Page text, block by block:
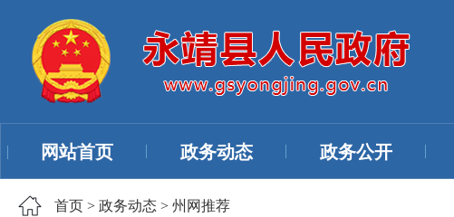
网站首页 政务动态 政务公开
首页 > 政务动态 > 州网推荐